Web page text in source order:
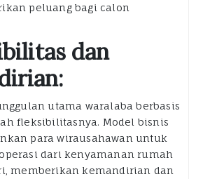
peluang bagi calon
dan
utama waralaba berbasis
fleksibilitasnya. Model bisnis
para wirausahawan untuk
dari kenyamanan rumah
memberikan kemandirian dan